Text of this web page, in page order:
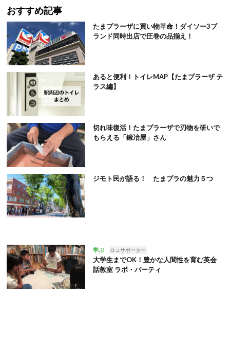
おすすめ記事
たまプラーザに買い物革命！ダイソー3ブ
ランド同時出店で圧巻の品揃え！
あると便利！トイレMAP【たまプラーザ テ
ラス編】
切れ味復活！たまプラーザで刃物を研いで
もらえる「鍛冶屋」さん
ジモト民が語る！ たまプラの魅力５つ
学ぶ ロコサポーター
大学生までOK！豊かな人間性を育む英会
話教室 ラボ・パーティ